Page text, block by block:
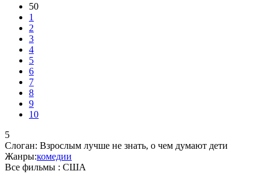
50
1
2
3
4
5
6
7
8
9
10
5
Слоган: Взрослым лучше не знать, о чем думают дети
Жанры:комедии
Все фильмы : США